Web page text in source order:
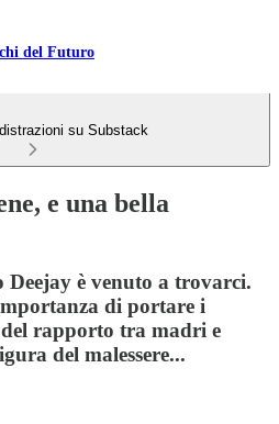
del Futuro
su Substack
e una bella
Deejay è venuto a trovarci.
di portare i
rapporto tra madri e
del malessere...